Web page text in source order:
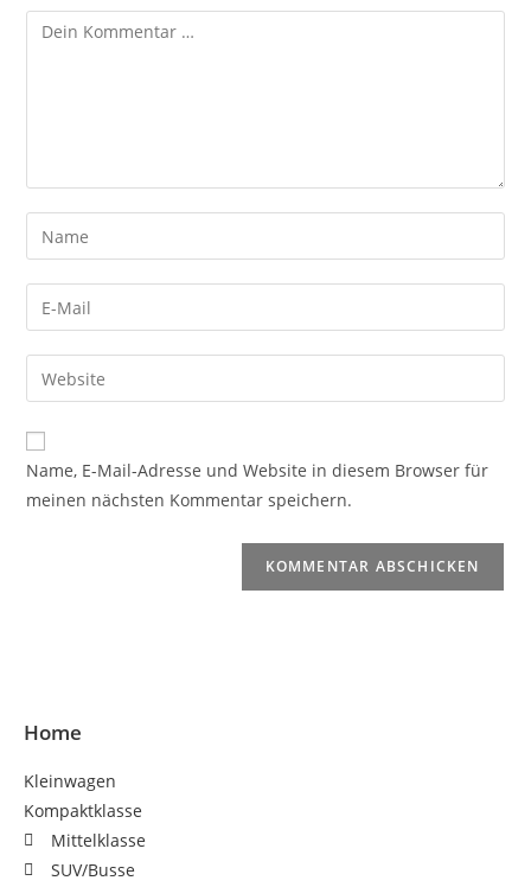
Name, E-Mail-Adresse und Website in diesem Browser für
meinen nächsten Kommentar speichern.
Home
Kleinwagen
Kompaktklasse
Mittelklasse
SUV/Busse